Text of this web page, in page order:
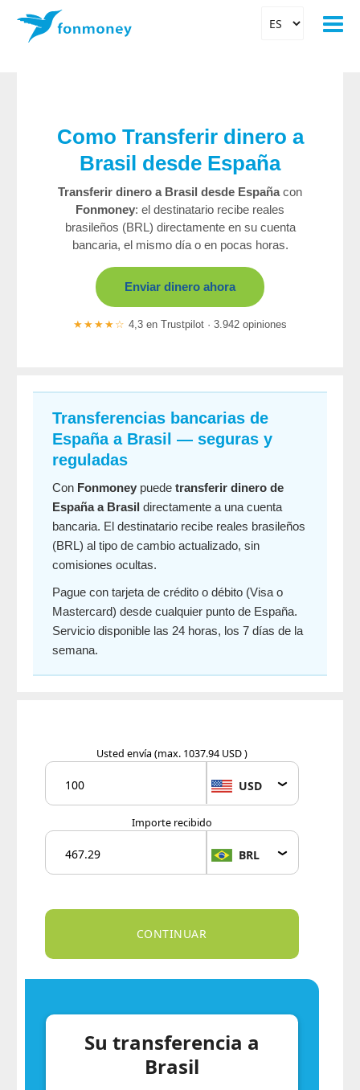
Como Transferir dinero a
Brasil desde España
Transferir dinero a Brasil desde Españacon
Fonmoney: el destinatario recibe reales
brasileños (BRL) directamente en su cuenta
bancaria, el mismo día o en pocas horas.
Enviar dinero ahora
★★★★☆ 4,3 en Trustpilot · 3.942 opiniones
Transferencias bancarias de
España a Brasil — seguras y
reguladas
Con Fonmoney puede transferir dinero de
España a Brasil directamente a una cuenta
bancaria. El destinatario recibe reales brasileños
(BRL) al tipo de cambio actualizado, sin
comisiones ocultas.
Pague con tarjeta de crédito o débito (Visa o
Mastercard) desde cualquier punto de España.
Servicio disponible las 24 horas, los 7 días de la
semana.
Usted envía (max. 1037.94 USD )
USD
Importe recibido
BRL
Su transferencia a
Brasil